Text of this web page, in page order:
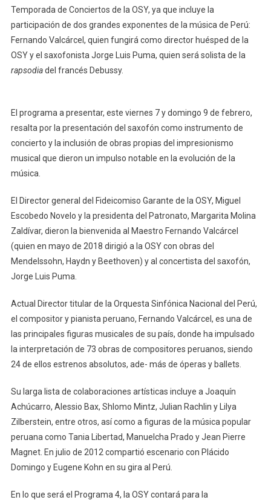
Temporada de Conciertos de la OSY, ya que incluye la
participación de dos grandes exponentes de la música de Perú:
Fernando Valcárcel, quien fungirá como director huésped de la
OSY y el saxofonista Jorge Luis Puma, quien será solista de la
rapsodiadel francés Debussy.
El programa a presentar, este viernes 7 y domingo 9 de febrero,
resalta por la presentación del saxofón como instrumento de
concierto y la inclusión de obras propias del impresionismo
musical que dieron un impulso notable en la evolución de la
música.
El Director general del Fideicomiso Garante de la OSY, Miguel
Escobedo Novelo y la presidenta del Patronato, Margarita Molina
Zaldívar, dieron la bienvenida al Maestro Fernando Valcárcel
(quien en mayo de 2018 dirigió a la OSY con obras del
Mendelssohn, Haydn y Beethoven) y al concertista del saxofón,
Jorge Luis Puma.
Actual Director titular de la Orquesta Sinfónica Nacional del Perú,
el compositor y pianista peruano, Fernando Valcárcel, es una de
las principales figuras musicales de su país, donde ha impulsado
la interpretación de 73 obras de compositores peruanos, siendo
24 de ellos estrenos absolutos, ade- más de óperas y ballets.
Su larga lista de colaboraciones artísticas incluye a Joaquín
Achúcarro, Alessio Bax, Shlomo Mintz, Julian Rachlin y Lilya
Zilberstein, entre otros, así como a figuras de la música popular
peruana como Tania Libertad, Manuelcha Prado y Jean Pierre
Magnet. En julio de 2012 compartió escenario con Plácido
Domingo y Eugene Kohn en su gira al Perú.
En lo que será el Programa 4, la OSY contará para la